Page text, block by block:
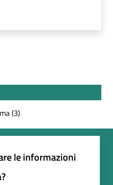
(3)
le informazioni